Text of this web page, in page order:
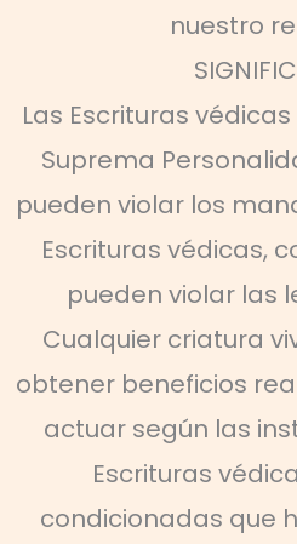
nuestro
Las Escrituras
Suprema
pueden violar los
Escrituras védicas,
pueden violar las
Cualquier criatura
obtener beneficios
actuar según las
Escrituras
condicionadas que